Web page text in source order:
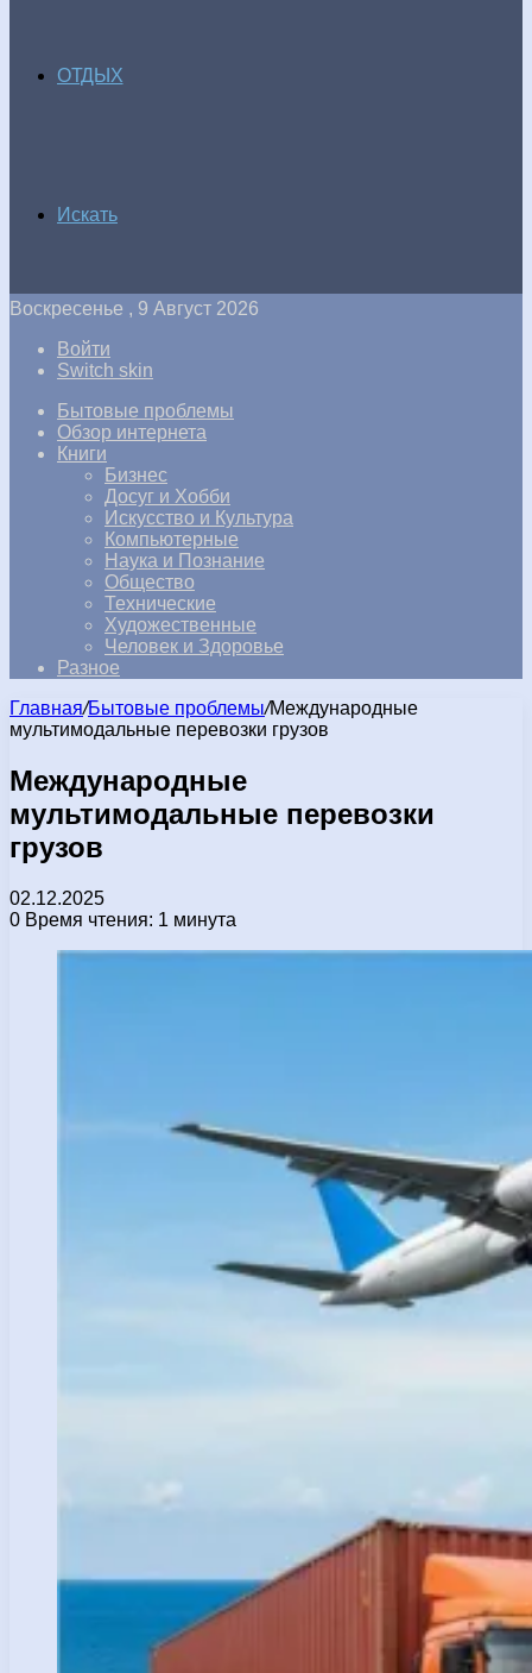
ОТДЫХ
Искать
Воскресенье , 9 Август 2026
Войти
Switch skin
Бытовые проблемы
Обзор интернета
Книги
Бизнес
Досуг и Хобби
Искусство и Культура
Компьютерные
Наука и Познание
Общество
Технические
Художественные
Человек и Здоровье
Разное
Главная/Бытовые проблемы/Международные
мультимодальные перевозки грузов
Международные
мультимодальные перевозки
грузов
02.12.2025
0 Время чтения: 1 минута